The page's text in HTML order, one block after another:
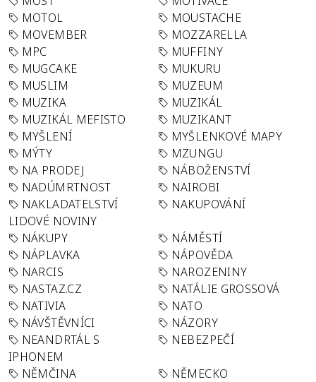
MOTOL
MOUSTACHE
MOVEMBER
MOZZARELLA
MPC
MUFFINY
MUGCAKE
MUKURU
MUSLIM
MUZEUM
MUZIKA
MUZIKÁL
MUZIKÁL MEFISTO
MUZIKANT
MYŠLENÍ
MYŠLENKOVÉ MAPY
MÝTY
MZUNGU
NA PRODEJ
NÁBOŽENSTVÍ
NADÚMRTNOST
NAIROBI
NAKLADATELSTVÍ
LIDOVÉ NOVINY
NAKUPOVÁNÍ
NÁKUPY
NÁMĚSTÍ
NÁPLAVKA
NÁPOVĚDA
NARCIS
NAROZENINY
NASTAZ.CZ
NATÁLIE GROSSOVÁ
NATIVIA
NATO
NÁVŠTĚVNÍCI
NÁZORY
NEANDRTÁL S
IPHONEM
NEBEZPEČÍ
NĚMČINA
NĚMECKO